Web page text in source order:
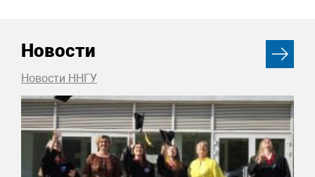
Новости
Новости ННГУ